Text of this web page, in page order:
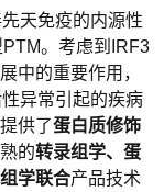
天免疫的内源性
。考虑到IRF3
中的重要作用，
异常引起的疾病
提供了蛋白质修饰
的转录组学、蛋
学联合产品技术